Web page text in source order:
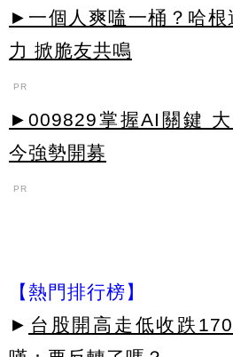
►一個人爽嗑一桶？哈根
力 掀脆友共鳴
PR
►009829掌握AI關鍵
今強勢開募
PR
【熱門排行榜】
► 台股開高走低收跌